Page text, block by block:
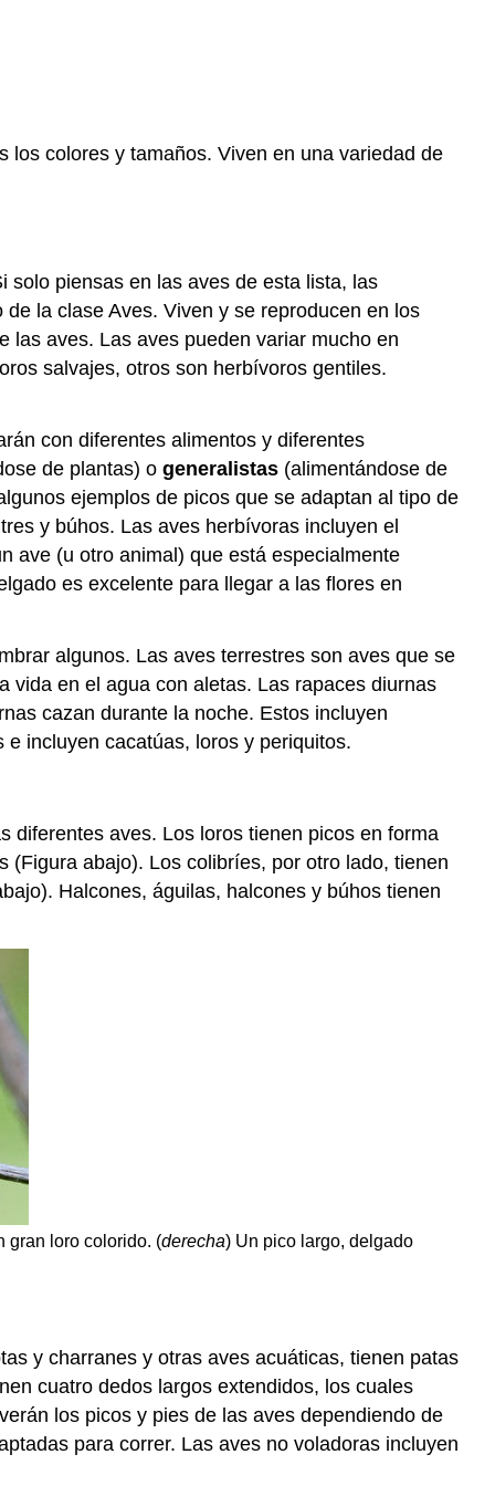
más
los colores y tamaños. Viven en una variedad de
solo piensas en las aves de esta lista, las
la clase Aves. Viven y se reproducen en los
las aves. Las aves pueden variar mucho en
salvajes, otros son herbívoros gentiles.
con diferentes alimentos y diferentes
de plantas) o generalistas (alimentándose de
ejemplos de picos que se adaptan al tipo de
y búhos. Las aves herbívoras incluyen el
ave (u otro animal) que está especialmente
es excelente para llegar a las flores en
algunos. Las aves terrestres son aves que se
vida en el agua con aletas. Las rapaces diurnas
cazan durante la noche. Estos incluyen
incluyen cacatúas, loros y periquitos.
diferentes aves. Los loros tienen picos en forma
(Figura abajo). Los colibríes, por otro lado, tienen
Halcones, águilas, halcones y búhos tienen
gran loro colorido. (derecha) Un pico largo, delgado
y charranes y otras aves acuáticas, tienen patas
cuatro dedos largos extendidos, los cuales
los picos y pies de las aves dependiendo de
para correr. Las aves no voladoras incluyen